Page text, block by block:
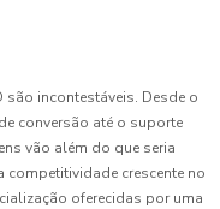
são incontestáveis. Desde o
conversão até o suporte
vão além do que seria
crescente no
oferecidas por uma